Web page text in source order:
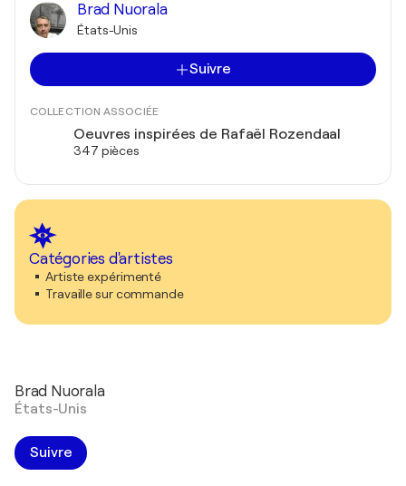
Brad Nuorala
États-Unis
Suivre
COLLECTION ASSOCIÉE
Oeuvres inspirées de Rafaël Rozendaal
347 pièces
Catégories d'artistes
Artiste expérimenté
Travaille sur commande
Brad Nuorala
États-Unis
Suivre